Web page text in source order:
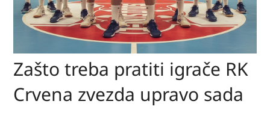
Zašto treba pratiti igrače RK
Crvena zvezda upravo sada